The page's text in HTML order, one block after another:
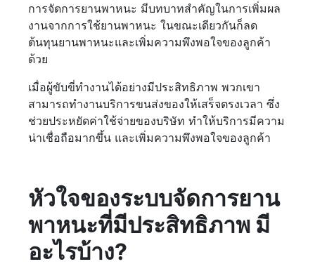
การจัดการยานพาหนะ มีบทบาทสำคัญในการเพิ่มผล
งานจากการใช้ยานพาหนะ ในขณะเดียวกันก็ลด
ต้นทุนยานพาหนะและเพิ่มความพึงพอใจของลูกค้า
ด้วย
เมื่อผู้ขับขี่ทำงานได้อย่างมีประสิทธิภาพ พวกเขา
สามารถทำงานบริการขนส่งของให้เสร็จตรงเวลา ซึ่ง
ช่วยประหยัดค่าใช้จ่ายของบริษัท ทำให้บริการมีความ
น่าเชื่อถือมากขึ้น และเพิ่มความพึงพอใจของลูกค้า
หัวใจของระบบจัดการยาน
พาหนะที่มีประสิทธิภาพ มี
อะไรบ้าง?